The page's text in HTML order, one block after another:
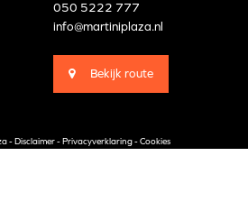
050 5222 777
info@martiniplaza.nl
Bekijk route
-Disclaimer-Privacyverklaring-Cookies